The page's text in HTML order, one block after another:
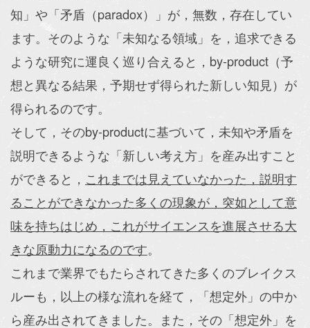
知」や「矛盾（paradox）」が，無数，存在してい
ます。そのような「未知なる領域」を，追求できる
ような研究に運良く巡り合えると，by-product（予
想と異なる結果，予期せず得られた新しい知見）が
得られるのです。
そして，そのby-productに基づいて，未知や矛盾を
説明できるような「新しい考え方」を産み出すこと
ができると， これまでは見えていなかった，説明す
ることができなかった多くの現象が，突如として意
味を持ちはじめ，これがサイエンスを進展させる大
きな原動力になるのです。
これまで業界でもたらされてきた多くのブレイクス
ルーも，以上の様な流れを経て，「想定外」の中か
ら産み出されてきました。また，その「想定外」を